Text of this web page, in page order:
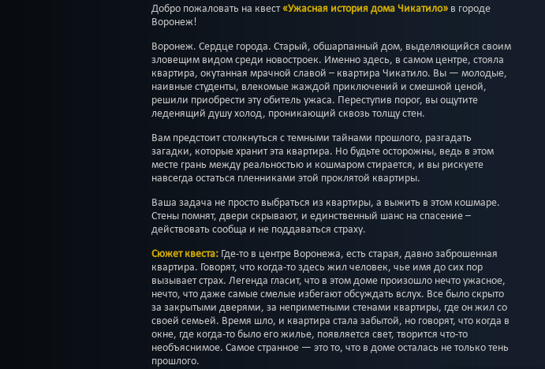
Добро пожаловать на квест«Ужасная история дома Чикатило» в городе
Воронеж!
Воронеж. Сердце города. Старый, обшарпанный дом, выделяющийся своим
зловещим видом среди новостроек. Именно здесь, в самом центре, стояла
квартира, окутанная мрачной славой – квартира Чикатило. Вы — молодые,
наивные студенты, влекомые жаждой приключений и смешной ценой,
решили приобрести эту обитель ужаса. Переступив порог, вы ощутите
леденящий душу холод, проникающий сквозь толщу стен.
Вам предстоит столкнуться с темными тайнами прошлого, разгадать
загадки, которые хранит эта квартира. Но будьте осторожны, ведь в этом
месте грань между реальностью и кошмаром стирается, и вы рискуете
навсегда остаться пленниками этой проклятой квартиры.
Ваша задача не просто выбраться из квартиры, а выжить в этом кошмаре.
Стены помнят, двери скрывают, и единственный шанс на спасение –
действовать сообща и не поддаваться страху.
Сюжет квеста: Где-то в центре Воронежа, есть старая, давно заброшенная
квартира. Говорят, что когда-то здесь жил человек, чье имя до сих пор
вызывает страх. Легенда гласит, что в этом доме произошло нечто ужасное,
нечто, что даже самые смелые избегают обсуждать вслух. Все было скрыто
за закрытыми дверями, за неприметными стенами квартиры, где он жил со
своей семьей. Время шло, и квартира стала забытой, но говорят, что когда в
окне, где когда-то было его жилье, появляется свет, творится что-то
необъяснимое. Самое странное — это то, что в доме осталась не только тень
прошлого.